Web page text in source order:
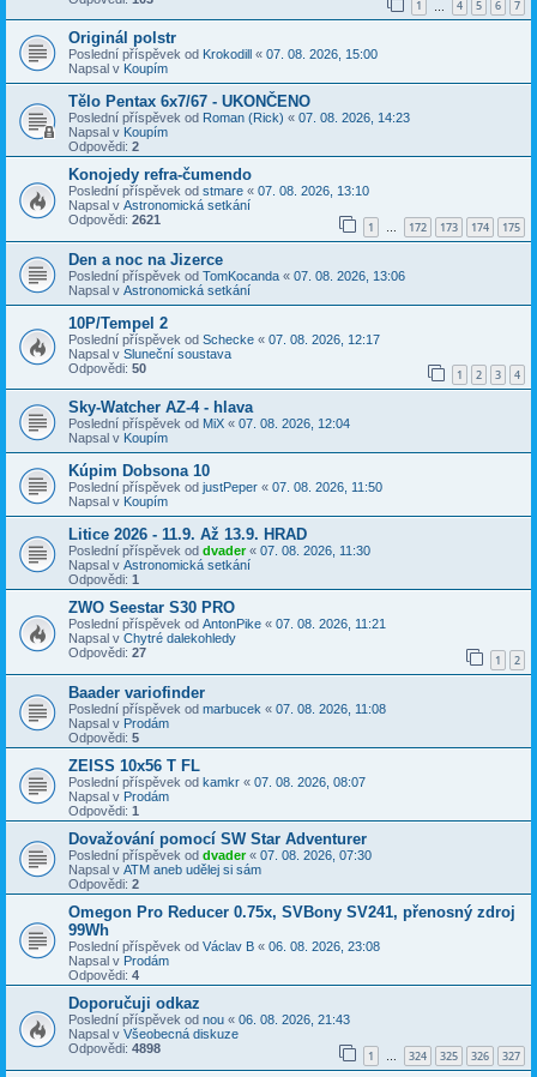
1 4 5 6 7
Originál polstr
Poslední příspěvek od Krokodill « 07. 08. 2026, 15:00
Napsal v Koupím
Tělo Pentax 6x7/67 - UKONČENO
Poslední příspěvek od Roman (Rick) « 07. 08. 2026, 14:23
Napsal v Koupím
Odpovědi: 2
Konojedy refra-čumendo
Poslední příspěvek od stmare « 07. 08. 2026, 13:10
Napsal v Astronomická setkání
Odpovědi: 2621 1 … 172 173 174 175
Den a noc na Jizerce
Poslední příspěvek od TomKocanda « 07. 08. 2026, 13:06
Napsal v Astronomická setkání
10P/Tempel 2
Poslední příspěvek od Schecke « 07. 08. 2026, 12:17
Napsal v Sluneční soustava
Odpovědi: 50 1 2 3 4
Sky-Watcher AZ-4 - hlava
Poslední příspěvek od MiX « 07. 08. 2026, 12:04
Napsal v Koupím
Kúpim Dobsona 10
Poslední příspěvek od justPeper « 07. 08. 2026, 11:50
Napsal v Koupím
Litice 2026 - 11.9. Až 13.9. HRAD
Poslední příspěvek od dvader« 07. 08. 2026, 11:30
Napsal v Astronomická setkání
Odpovědi: 1
ZWO Seestar S30 PRO
Poslední příspěvek od AntonPike « 07. 08. 2026, 11:21
Napsal v Chytré dalekohledy
Odpovědi: 27 1 2
Baader variofinder
Poslední příspěvek od marbucek « 07. 08. 2026, 11:08
Napsal v Prodám
Odpovědi: 5
ZEISS 10x56 T FL
Poslední příspěvek od kamkr « 07. 08. 2026, 08:07
Napsal v Prodám
Odpovědi: 1
Dovažování pomocí SW Star Adventurer
Poslední příspěvek od dvader« 07. 08. 2026, 07:30
Napsal v ATM aneb udělej si sám
Odpovědi: 2
Omegon Pro Reducer 0.75x, SVBony SV241, přenosný zdroj
99Wh
Poslední příspěvek od Václav B « 06. 08. 2026, 23:08
Napsal v Prodám
Odpovědi: 4
Doporučuji odkaz
Poslední příspěvek od nou « 06. 08. 2026, 21:43
Napsal v Všeobecná diskuze
Odpovědi: 4898 1 … 324 325 326 327